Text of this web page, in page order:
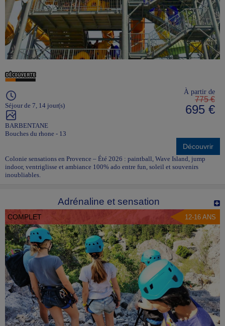
Séjour de 7, 14 jour(s)
BARBENTANE
Bouches du rhone - 13
À partir de
775 €
695 €
Découvrir
Colonie sensations en Provence – Été 2026 : paintball, Wave Island, jump
indoor, ventriglisse et ambiance 100% ado entre fun, soleil et souvenirs
inoubliables.
Adrénaline et sensation
COMPLET 12-16 ANS